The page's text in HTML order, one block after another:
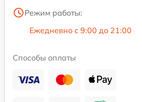
Режим работы:
Ежедневно с 9:00 до 21:00
Способы оплаты